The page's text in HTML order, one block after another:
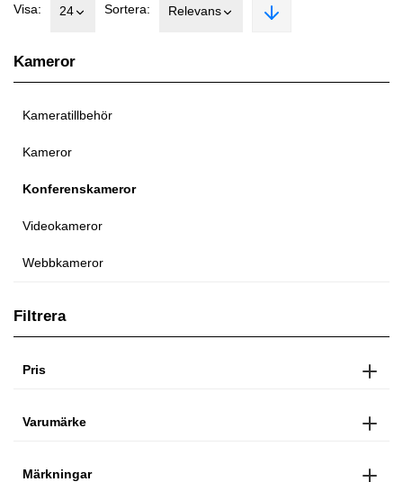
Kameror
Kameratillbehör
Kameror
Konferenskameror
Videokameror
Webbkameror
Filtrera
Pris
Varumärke
Märkningar
Visa: 24 Sortera: Relevans